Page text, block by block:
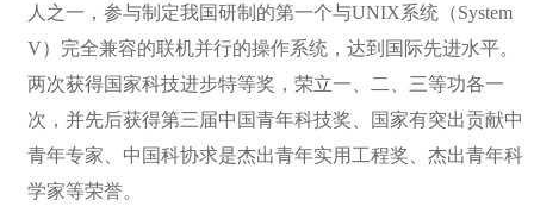
人之一，参与制定我国研制的第一个与UNIX系统（System
V）完全兼容的联机并行的操作系统，达到国际先进水平。
两次获得国家科技进步特等奖，荣立一、二、三等功各一
次，并先后获得第三届中国青年科技奖、国家有突出贡献中
青年专家、中国科协求是杰出青年实用工程奖、杰出青年科
学家等荣誉。